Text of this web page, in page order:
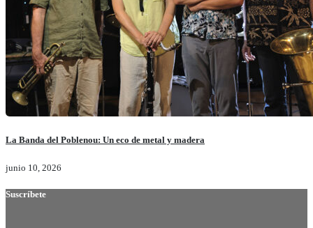
La Banda del Poblenou: Un eco de metal y madera
junio 10, 2026
Suscríbete